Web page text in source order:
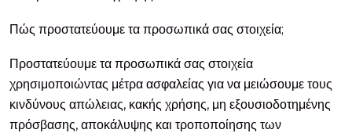
Πώς προστατεύουμε τα προσωπικά σας στοιχεία;
Προστατεύουμε τα προσωπικά σας στοιχεία
χρησιμοποιώντας μέτρα ασφαλείας για να μειώσουμε τους
κινδύνους απώλειας, κακής χρήσης, μη εξουσιοδοτημένης
πρόσβασης, αποκάλυψης και τροποποίησης των